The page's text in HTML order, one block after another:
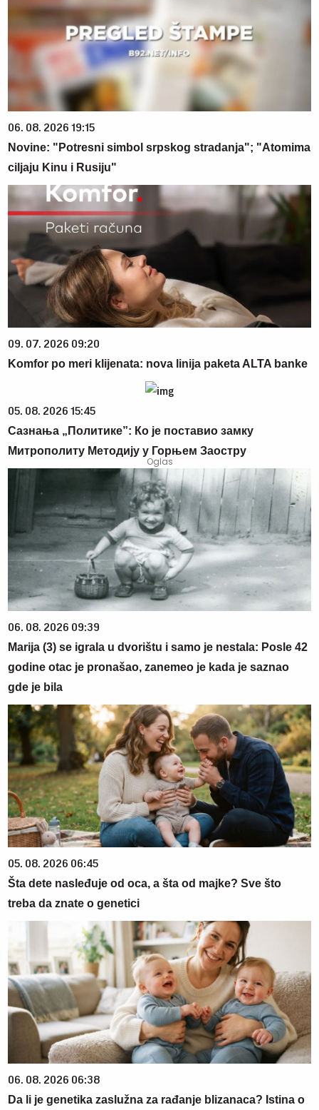
06. 08. 2026 19:15
Novine: "Potresni simbol srpskog stradanja"; "Atomima
ciljaju Kinu i Rusiju"
09. 07. 2026 09:20
Komfor po meri klijenata: nova linija paketa ALTA banke
05. 08. 2026 15:45
Сазнања „Политике”: Ко је поставио замку
Митрополиту Методију у Горњем Заостру
06. 08. 2026 09:39
Marija (3) se igrala u dvorištu i samo je nestala: Posle 42
godine otac je pronašao, zanemeo je kada je saznao
gde je bila
05. 08. 2026 06:45
Šta dete nasleđuje od oca, a šta od majke? Sve što
treba da znate o genetici
06. 08. 2026 06:38
Da li je genetika zaslužna za rađanje blizanaca? Istina o